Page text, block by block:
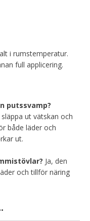
i rumstemperatur.
full applicering.
putssvamp?
ut vätskan och
både läder och
ut.
Ja, den
och tillför näring